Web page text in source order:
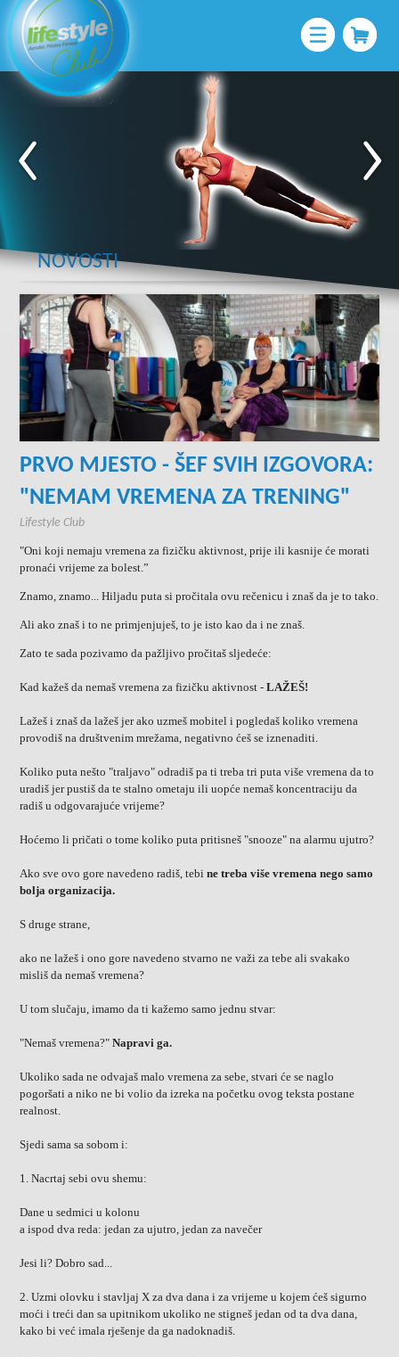
NOVOSTI
PRVO MJESTO - ŠEF SVIH IZGOVORA:
"NEMAM VREMENA ZA TRENING"
Lifestyle Club
"Oni koji nemaju vremena za fizičku aktivnost, prije ili kasnije će morati
pronaći vrijeme za bolest.”
Znamo, znamo... Hiljadu puta si pročitala ovu rečenicu i znaš da je to tako.
Ali ako znaš i to ne primjenjuješ, to je isto kao da i ne znaš.
Zato te sada pozivamo da pažljivo pročitaš sljedeće:
Kad kažeš da nemaš vremena za fizičku aktivnost -LAŽEŠ!
Lažeš i znaš da lažeš jer ako uzmeš mobitel i pogledaš koliko vremena
provodiš na društvenim mrežama, negativno ćeš se iznenaditi.
Koliko puta nešto "traljavo" odradiš pa ti treba tri puta više vremena da to
uradiš jer pustiš da te stalno ometaju ili uopće nemaš koncentraciju da
radiš u odgovarajuće vrijeme?
Hoćemo li pričati o tome koliko puta pritisneš "snooze" na alarmu ujutro?
Ako sve ovo gore navedeno radiš, tebine treba više vremena nego samo
bolja organizacija.
S druge strane,
ako ne lažeš i ono gore navedeno stvarno ne važi za tebe ali svakako
misliš da nemaš vremena?
U tom slučaju, imamo da ti kažemo samo jednu stvar:
"Nemaš vremena?"Napravi ga.
Ukoliko sada ne odvajaš malo vremena za sebe, stvari će se naglo
pogoršati a niko ne bi volio da izreka na početku ovog teksta postane
realnost.
Sjedi sama sa sobom i:
1. Nacrtaj sebi ovu shemu:
Dane u sedmici u kolonu
a ispod dva reda: jedan za ujutro, jedan za navečer
Jesi li? Dobro sad...
2. Uzmi olovku i stavljaj X za dva dana i za vrijeme u kojem ćeš sigurno
moći i treći dan sa upitnikom ukoliko ne stigneš jedan od ta dva dana,
kako bi već imala rješenje da ga nadoknadiš.